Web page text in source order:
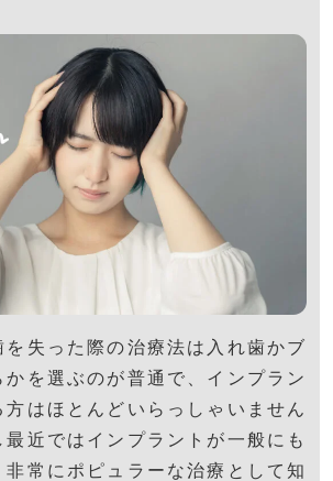
を失った際の治療法は入れ歯かブ
かを選ぶのが普通で、インプラン
方はほとんどいらっしゃいません
最近ではインプラントが一般にも
常にポピュラーな治療として知